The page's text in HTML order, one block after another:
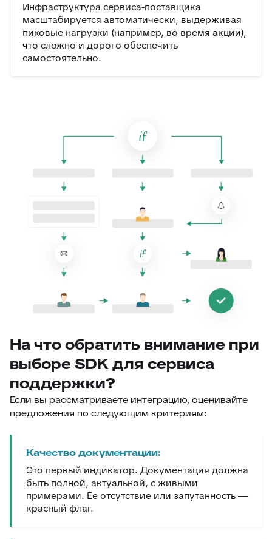
Инфраструктура сервиса-поставщика
масштабируется автоматически, выдерживая
пиковые нагрузки (например, во время акции),
что сложно и дорого обеспечить
самостоятельно.
На что обратить внимание при
выборе SDK для сервиса
поддержки?
Если вы рассматриваете интеграцию, оценивайте
предложения по следующим критериям:
Качество документации:
Это первый индикатор. Документация должна
быть полной, актуальной, с живыми
примерами. Ее отсутствие или запутанность —
красный флаг.